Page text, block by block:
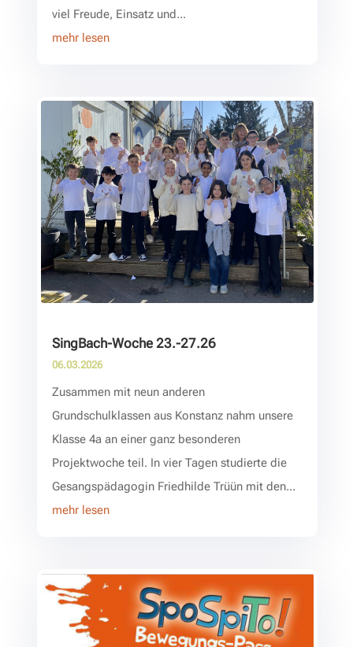
viel Freude, Einsatz und...
mehr lesen
SingBach-Woche 23.-27.26
06.03.2026
Zusammen mit neun anderen
Grundschulklassen aus Konstanz nahm unsere
Klasse 4a an einer ganz besonderen
Projektwoche teil. In vier Tagen studierte die
Gesangspädagogin Friedhilde Trüün mit den...
mehr lesen